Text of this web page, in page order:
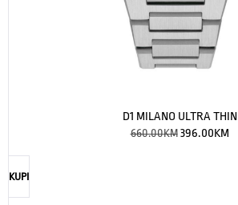
D1 MILANO ULTRA THIN
660.00KM 396.00KM
KUPI